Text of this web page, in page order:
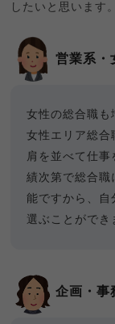
したいと思います。
営業系・
女性の総合職も
女性エリア総合
肩を並べて仕事
績次第で総合職
能ですから、自
選ぶことができ
企画・事